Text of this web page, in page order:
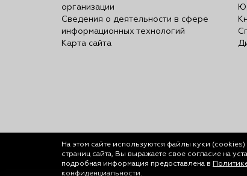
организации
Сведения о деятельности в сфере
информационных технологий
Карта сайта
На этом сайте используются файлы куки (cookies)
страниц сайта, Вы выражаете свое согласие на
подробная информация предоставлена в
конфиденциальности.